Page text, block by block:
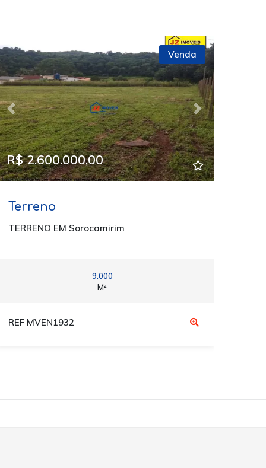
Previous Next
Venda
R$ 2.600.000,00
Terreno
TERRENO EM Sorocamirim
9.000
M²
REF MVEN1932